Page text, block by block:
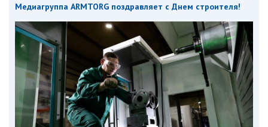
Медиагруппа ARMTORG поздравляет с Днем строителя!